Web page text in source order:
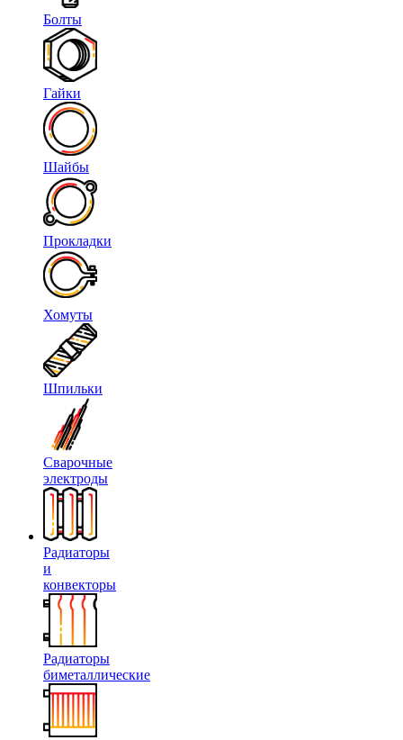
Болты
Гайки
Шайбы
Прокладки
Хомуты
Шпильки
Сварочные
электроды
Радиаторы
и
конвекторы
Радиаторы
биметаллические